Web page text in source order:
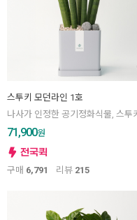
스투키 모던라인 1호
나사가 인정한 공기정화식물, 스투키
71,900원
구매 6,791 리뷰 215